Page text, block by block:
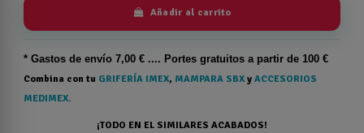
Añadir al carrito
* Gastos de envío 7,00 € .... Portes gratuitos a partir de 100 €
Combina con tu GRIFERÍA IMEX, MAMPARA SBX y ACCESORIOS
MEDIMEX.
¡TODO EN EL SIMILARES ACABADOS!